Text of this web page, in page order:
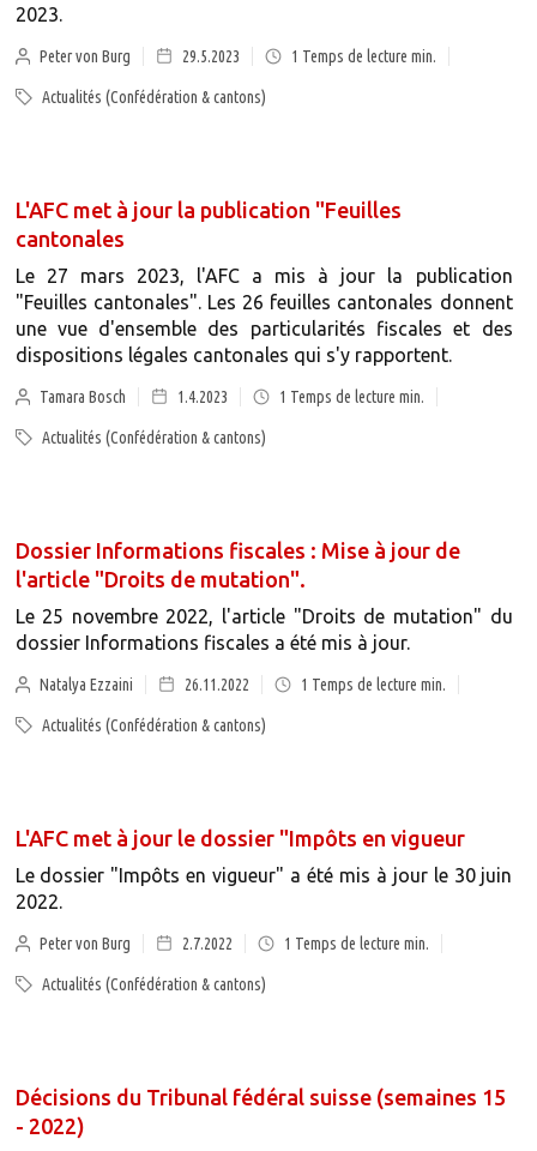
2023.
Peter von Burg 29.5.2023 1 Temps de lecture min.
Actualités (Confédération & cantons)
L'AFC met à jour la publication "Feuilles
cantonales
Le 27 mars 2023, l'AFC a mis à jour la publication
"Feuilles cantonales". Les 26 feuilles cantonales donnent
une vue d'ensemble des particularités fiscales et des
dispositions légales cantonales qui s'y rapportent.
Tamara Bosch 1.4.2023 1 Temps de lecture min.
Actualités (Confédération & cantons)
Dossier Informations fiscales : Mise à jour de
l'article "Droits de mutation".
Le 25 novembre 2022, l'article "Droits de mutation" du
dossier Informations fiscales a été mis à jour.
Natalya Ezzaini 26.11.2022 1 Temps de lecture min.
Actualités (Confédération & cantons)
L'AFC met à jour le dossier "Impôts en vigueur
Le dossier "Impôts en vigueur" a été mis à jour le 30 juin
2022.
Peter von Burg 2.7.2022 1 Temps de lecture min.
Actualités (Confédération & cantons)
Décisions du Tribunal fédéral suisse (semaines 15
- 2022)